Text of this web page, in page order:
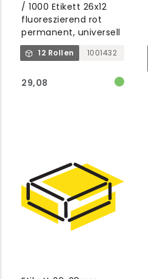
/ 1000 Etikett 26x12
fluoreszierend rot
permanent, universell
12 Rollen 1001432
29,08